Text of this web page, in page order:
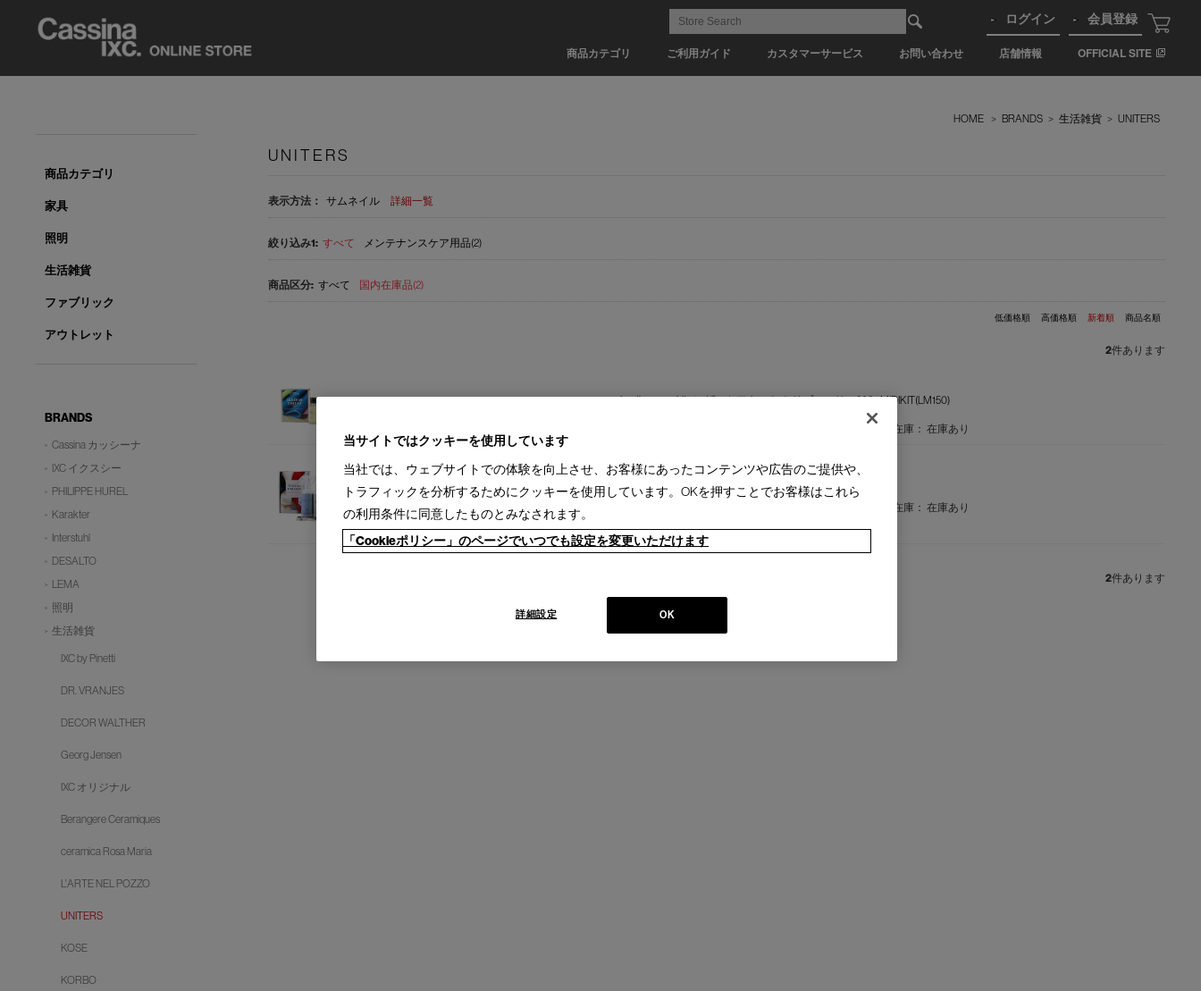
商品カテゴリ ご利用ガイド カスタマーサービス お問い合わせ 店舗情報 OFFICIAL SITE
ログイン 会員登録
HOME > BRANDS > 生活雑貨 > UNITERS
UNITERS
表示方法： サムネイル 詳細一覧
すべて メンテナンスケア用品(2)
すべて 国内在庫品(2)
低価格順 高価格順 新着順 商品名順
2件あります
Leather care kit - レザーケアキット トリプルフリー2024 MIDIKIT(LM150)
在庫： 在庫あり
Textile Care Kit - テキスタイル ケアキット (ナチュラル)
2022VER
在庫： 在庫あり
2件あります
商品カテゴリ
家具
照明
生活雑貨
ファブリック
アウトレット
BRANDS
Cassina カッシーナ
IXC イクスシー
PHILIPPE HUREL
Karakter
Interstuhl
DESALTO
LEMA
照明
生活雑貨
IXC by Pinetti
DR. VRANJES
DECOR WALTHER
Georg Jensen
IXC オリジナル
Berangere Ceramiques
ceramica Rosa Maria
L'ARTE NEL POZZO
UNITERS
KOSE
KORBO
当サイトではクッキーを使用しています
当社では、ウェブサイトでの体験を向上させ、お客様にあったコンテンツや広告のご提供や、
トラフィックを分析するためにクッキーを使用しています。OKを押すことでお客様はこれら
の利用条件に同意したものとみなされます。
「Cookieポリシー」のページでいつでも設定を変更いただけます
OK
詳細設定